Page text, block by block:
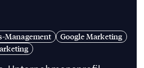
Management
Google Marketing